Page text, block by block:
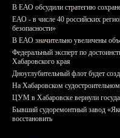
В ЕАО обсудили стратегию
ЕАО - в числе 40 российских
безопасности»
В ЕАО значительно увеличены
Федеральный эксперт по
Хабаровского края
Дноуглубительный флот будет
На Хабаровском
ЦУМ в Хабаровске вернули
Бывший судоремонтный завод
восстановить